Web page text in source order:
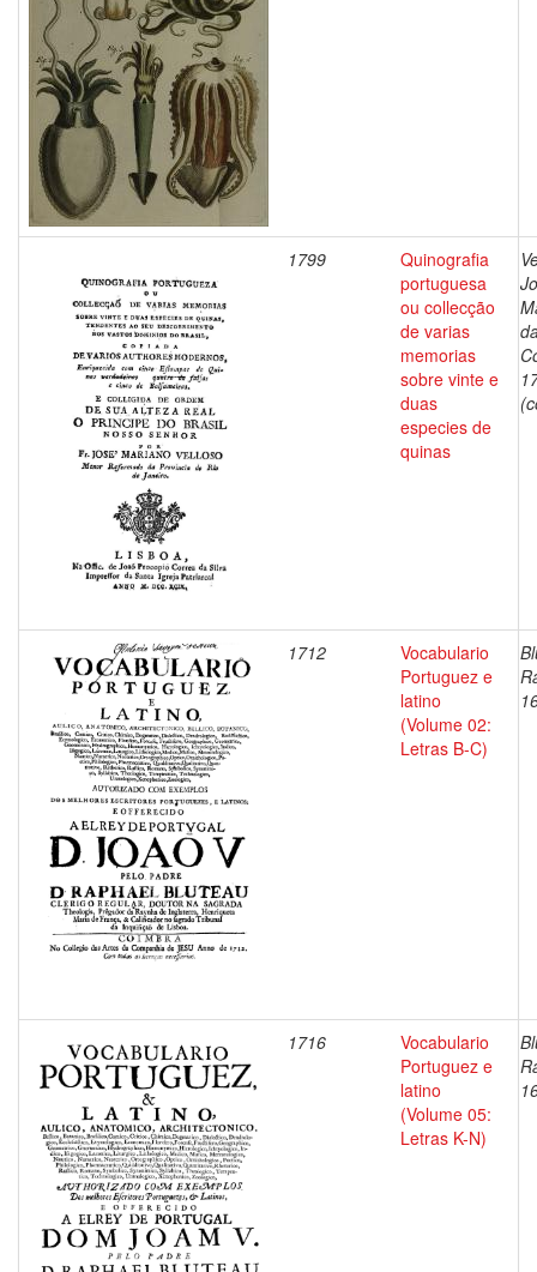
1799
Quinografia
portuguesa
ou collecção
de varias
memorias
sobre vinte e
duas
especies de
quinas
1712
Vocabulario
Portuguez e
latino
(Volume 02:
Letras B-C)
1716
Vocabulario
Portuguez e
latino
(Volume 05:
Letras K-N)